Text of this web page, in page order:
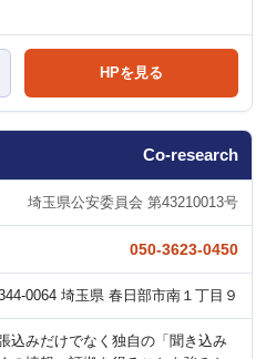
HPを見る
Co-research
埼玉県公安委員会 第43210013号
050-3623-0450
0064 埼玉県 春日部市南１丁目９
込みだけでなく独自の「聞き込み